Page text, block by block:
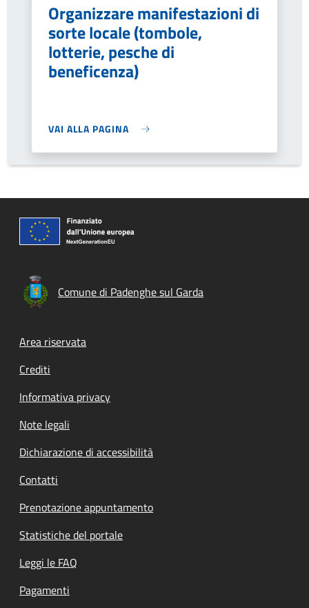
Organizzare manifestazioni di
sorte locale (tombole,
lotterie, pesche di
beneficenza)
VAI ALLA PAGINA
Comune di Padenghe sul Garda
Footer menu
Area riservata
Crediti
Informativa privacy
Note legali
Dichiarazione di accessibilità
Contatti
Prenotazione appuntamento
Statistiche del portale
Leggi le FAQ
Pagamenti